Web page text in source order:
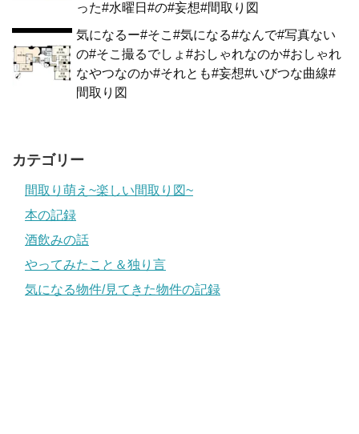
った#水曜日#の#妄想#間取り図
気になるー#そこ#気になる#なんで#写真ない
の#そこ撮るでしょ#おしゃれなのか#おしゃれ
なやつなのか#それとも#妄想#いびつな曲線#
間取り図
カテゴリー
間取り萌え~楽しい間取り図~
本の記録
酒飲みの話
やってみたこと＆独り言
気になる物件/見てきた物件の記録